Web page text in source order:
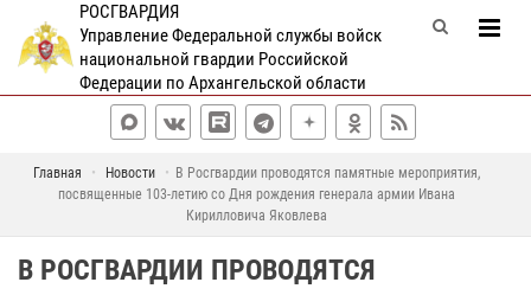
РОСГВАРДИЯ
Управление Федеральной службы войск
национальной гвардии Российской
Федерации по Архангельской области
Главная Новости
В Росгвардии проводятся памятные мероприятия,
посвященные 103-летию со Дня рождения генерала армии Ивана
Кирилловича Яковлева
В РОСГВАРДИИ ПРОВОДЯТСЯ